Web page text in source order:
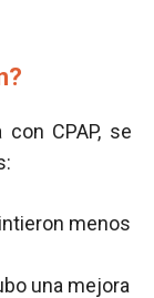
CPAP, se
menos
una mejora